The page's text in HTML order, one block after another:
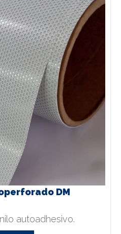
DM
autoadhesivo.